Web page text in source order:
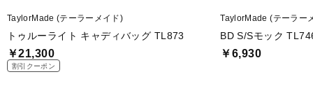
TaylorMade (テーラーメイド)
トゥルーライト キャディバッグ TL873
￥21,300
割引クーポン
TaylorMade (テーラー
BD S/Sモック
￥6,930